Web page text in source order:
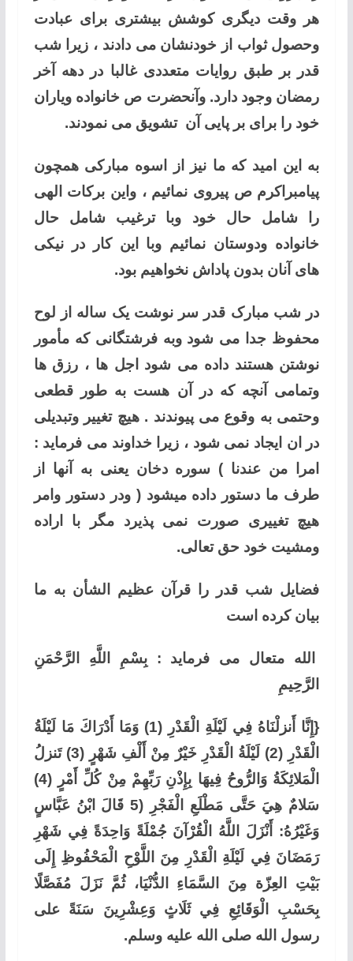
هر وقت دیگری کوشش بیشتری برای عبادت
وحصول ثواب از خودنشان می دادند ، زیرا شب
قدر بر طبق روایات متعددی غالبا در دهه آخر
رمضان وجود دارد. وآنحضرت ص خانواده ویاران
خود را برای بر پایی آن تشویق می نمودند.
به این امید که ما نیز از اسوه مبارکی همچون
پیامبراکرم ص پیروی نمائیم ، واین برکات الهی
را شامل حال خود وبا ترغیب شامل حال
خانواده ودوستان نمائیم وبا این کار در نیکی
های آنان بدون پاداش نخواهیم بود.
در شب مبارک قدر سر نوشت یک ساله از لوح
محفوظ جدا می شود وبه فرشتگانی که مأمور
نوشتن هستند داده می شود اجل ها ، رزق ها
وتمامی آنچه که در آن هست به طور قطعی
وحتمی به وقوع می پیوندند . هیچ تغییر وتبدیلی
در ان ایجاد نمی شود ، زیرا خداوند می فرماید :
امرا من عندنا ) سوره دخان یعنی به آنها از
طرف ما دستور داده میشود ( ودر دستور وامر
هیچ تغییری صورت نمی پذیرد مگر با اراده
ومشیت خود حق تعالی.
فضایل شب قدر را قرآن عظیم الشأن به ما
بیان کرده است
الله متعال می فرماید : بِسْمِ اللَّهِ الرَّحْمَنِ
الرَّحِيمِ
{إِنَّا أَنزلْنَاهُ فِي لَيْلَةِ الْقَدْرِ (1) وَمَا أَدْرَاكَ مَا لَيْلَةُ
الْقَدْرِ (2) لَيْلَةُ الْقَدْرِ خَيْرٌ مِنْ أَلْفِ شَهْرٍ (3) تَنزلُ
الْمَلائِكَةُ وَالرُّوحُ فِيهَا بِإِذْنِ رَبِّهِمْ مِنْ كُلِّ أَمْرٍ (4)
سَلامٌ هِيَ حَتَّى مَطْلَعِ الْفَجْرِ (5 قَالَ ابْنُ عَبَّاسٍ
وَغَيْرُهُ: أَنْزَلَ اللَّهُ الْقُرْآنَ جُمْلَةً وَاحِدَةً فِي شَهْرِ
رَمَضَانَ فِي لَيْلَةِ الْقَدْرِ مِنَ اللَّوْحِ الْمَحْفُوظِ إِلَى
بَيْتِ العِزّة مِنَ السَّمَاءِ الدُّنْيَا، ثُمَّ نَزَلَ مُفَصَّلًا
بِحَسْبِ الْوَقَائِعِ فِي ثَلَاثٍ وَعِشْرِينَ سَنَةً على
رسول الله صلى الله عليه وسلم.